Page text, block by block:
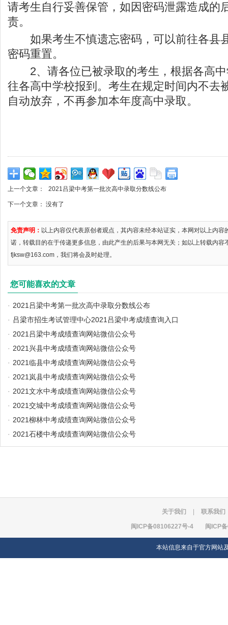
请考生自行妥善保管，如因密码泄露造成的
责。
如果考生不慎遗忘密码，可以前往各县
密码重置。
2、请各位已被录取的考生，根据各高中
往各高中学校报到。考生在规定时间内不去
自动放弃，不再参加本年度高中录取。
上一个文章： 2021吕梁中考第一批次高中录取分数线公布
下一个文章： 没有了
免责声明： 以上内容仅代表原创者观点，其内容未经本站证实，本网对以上内
诺，转载目的在于传递更多信息，由此产生的后果与本网无关；如以上转载内容
fjksw@163.com，我们将会及时处理。
您可能喜欢的文章
· 2021吕梁中考第一批次高中录取分数线公布
· 吕梁市招生考试管理中心2021吕梁中考成绩查询入口
· 2021吕梁中考成绩查询网站微信公众号
· 2021兴县中考成绩查询网站微信公众号
· 2021临县中考成绩查询网站微信公众号
· 2021岚县中考成绩查询网站微信公众号
· 2021文水中考成绩查询网站微信公众号
· 2021交城中考成绩查询网站微信公众号
· 2021柳林中考成绩查询网站微信公众号
· 2021石楼中考成绩查询网站微信公众号
关于我们 联系我们
闽ICP备08106227号-4 闽ICP
本站信息来自于官方网站